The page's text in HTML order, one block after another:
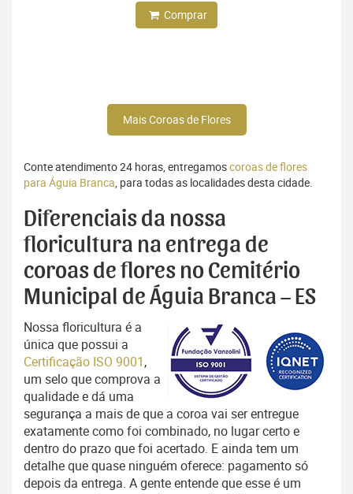
Comprar
Mais Coroas de Flores
Conte atendimento 24 horas, entregamoscoroas de flores
para Águia Branca, para todas as localidades desta cidade.
Diferenciais da nossa
floricultura na entrega de
coroas de flores no Cemitério
Municipal de Águia Branca – ES
Nossa floricultura é a
única que possui a
Certificação ISO 9001,
um selo que comprova a
qualidade e dá uma
segurança a mais de que a coroa vai ser entregue
exatamente como foi combinado, no lugar certo e
dentro do prazo que foi acertado. E ainda tem um
detalhe que quase ninguém oferece: pagamento só
depois da entrega. A gente entende que esse é um